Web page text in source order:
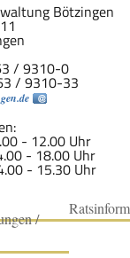
Bötzingen
/ 9310-0
/ 9310-33
- 12.00 Uhr
- 18.00 Uhr
15.30 Uhr
/